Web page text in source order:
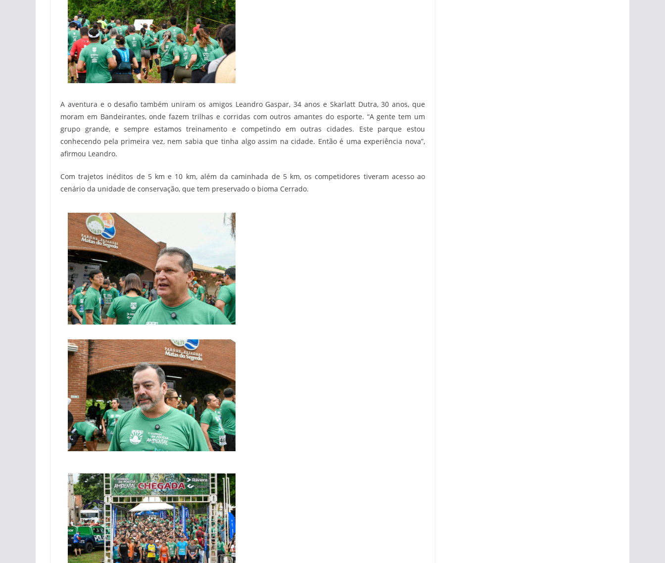
A aventura e o desafio também uniram os amigos Leandro Gaspar, 34 anos e Skarlatt Dutra, 30 anos, que
moram em Bandeirantes, onde fazem trilhas e corridas com outros amantes do esporte. “A gente tem um
grupo grande, e sempre estamos treinamento e competindo em outras cidades. Este parque estou
conhecendo pela primeira vez, nem sabia que tinha algo assim na cidade. Então é uma experiência nova”,
afirmou Leandro.
Com trajetos inéditos de 5 km e 10 km, além da caminhada de 5 km, os competidores tiveram acesso ao
cenário da unidade de conservação, que tem preservado o bioma Cerrado.